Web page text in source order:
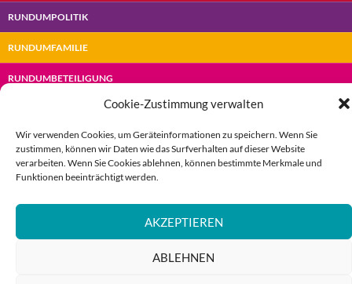
Cookie-Zustimmung verwalten
Wir verwenden Cookies, um Geräteinformationen zu speichern. Wenn Sie
zustimmen, können wir Daten wie das Surfverhalten auf dieser Website
verarbeiten. Wenn Sie Cookies ablehnen, können bestimmte Merkmale und
Funktionen beeinträchtigt werden.
AKZEPTIEREN
ABLEHNEN
RUNDUMPOLITIK
RUNDUMFAMILIE
RUNDUMBETEILIGUNG
(c) Rundumberatung |Impressum|Datenschutz|Cookies